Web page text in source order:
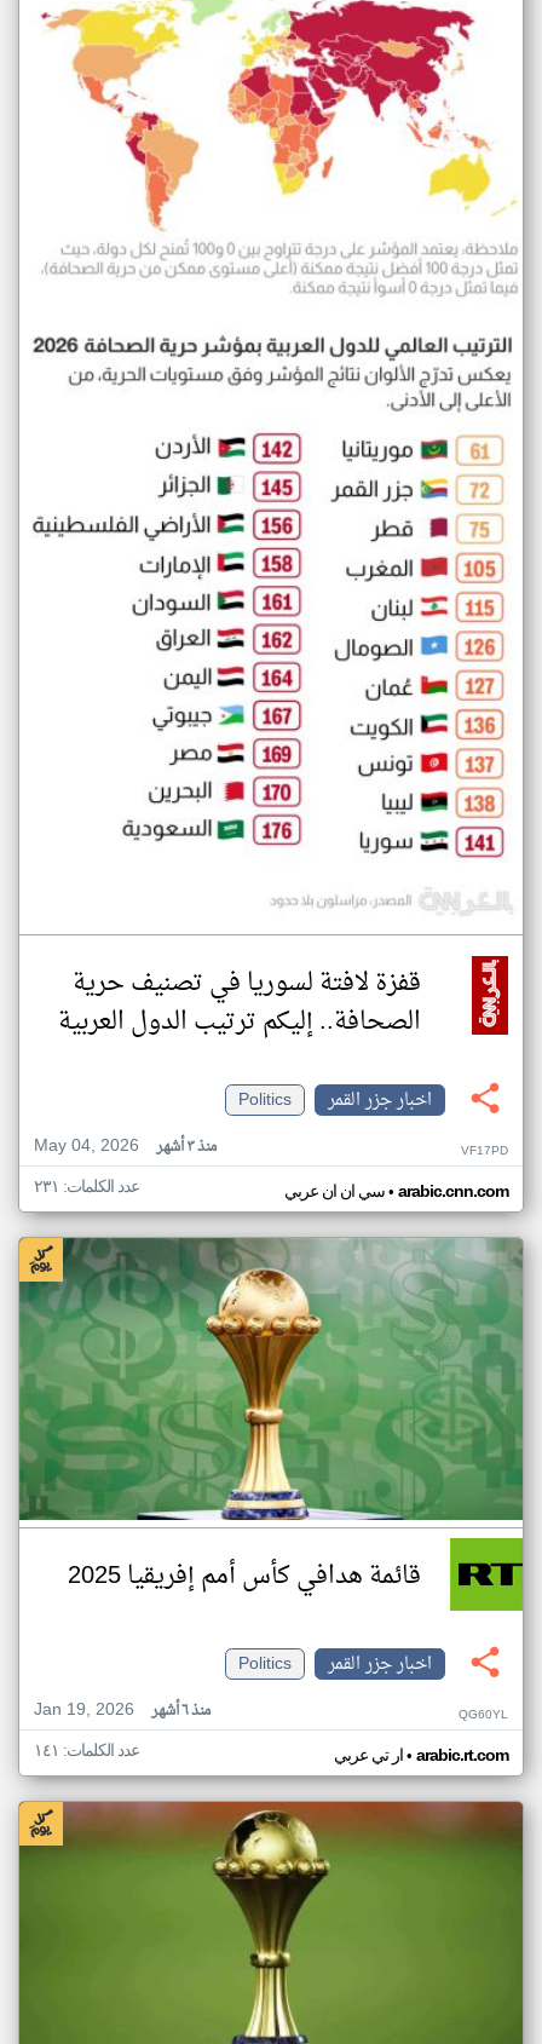
قفزة لافتة لسوريا في تصنيف حرية
الصحافة.. إليكم ترتيب الدول العربية
اخبار جزر القمر
Politics
May 04, 2026
منذ ٣ أشهر VF17PD
سي ان ان عربي• arabic.cnn.com عدد الكلمات: ٢٣١
قائمة هدافي كأس أمم إفريقيا 2025
اخبار جزر القمر
Politics
Jan 19, 2026
منذ ٦ أشهر QG60YL
ار تي عربي• arabic.rt.com عدد الكلمات: ١٤١